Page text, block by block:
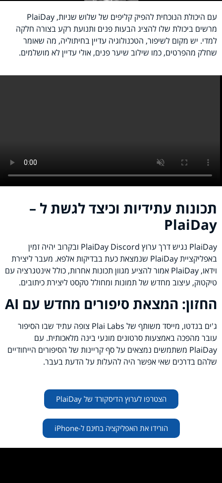
עם היכולת הנוכחית להפיק קליפים של שלוש שניות, PlaiDay
מרשים ביכולת שלו להציג הבעות פנים ותנועת רקע בצורה חלקה
למדי. יש מקום לשיפור, הטכנולוגיה עדיין בחיתוליה, מה שאומר
שחלק מהפרטים, כמו שילוב שיער פנים, אולי עדיין לא מושלמים.
תכונות עתידיות וכיצד לגשת ל –
PlaiDay
PlaiDay נגיש דרך ערוץ PlaiDay Discord ובקרוב יהיה זמין
באפליקציית PlaiDay שנמצאת כעת בבדיקות אלפא. מעבר ליצירת
וידאו, PlaiDay אמור להציע מגוון תכונות אחרות, כולל אינטגרציה עם
טיקטוק, עיצוב מחדש של תמונות ומחולל טקסט ליצירת כיתובים.
החזון: המצאת סיפורים מחדש עם AI
ג'ים בנדטו, מייסד משותף של Plai Labs צופה עתיד שבו הסיפור
עובר מהפכה באמצעות סרטונים מונעי בינה מלאכותית. עם
PlaiDay משתמשים נמצאים על סף קריינות של הסיפורים הייחודיים
שלהם בדרכים שאי אפשר היה להעלות על הדעת בעבר.
הצטרפו לערוץ הדיסקורד של PlaiDay
הורידו את האפליקציה בחינם ל-iPhone